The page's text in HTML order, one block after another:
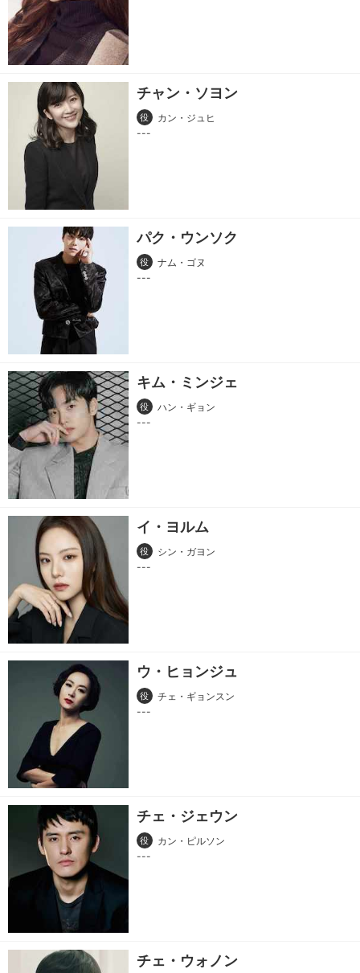
チャン・ソヨン
役 カン・ジュヒ
パク・ウンソク
役 ナム・ゴヌ
キム・ミンジェ
役 ハン・ギョン
イ・ヨルム
役 シン・ガヨン
ウ・ヒョンジュ
役 チェ・ギョンスン
チェ・ジェウン
役 カン・ピルソン
チェ・ウォノン